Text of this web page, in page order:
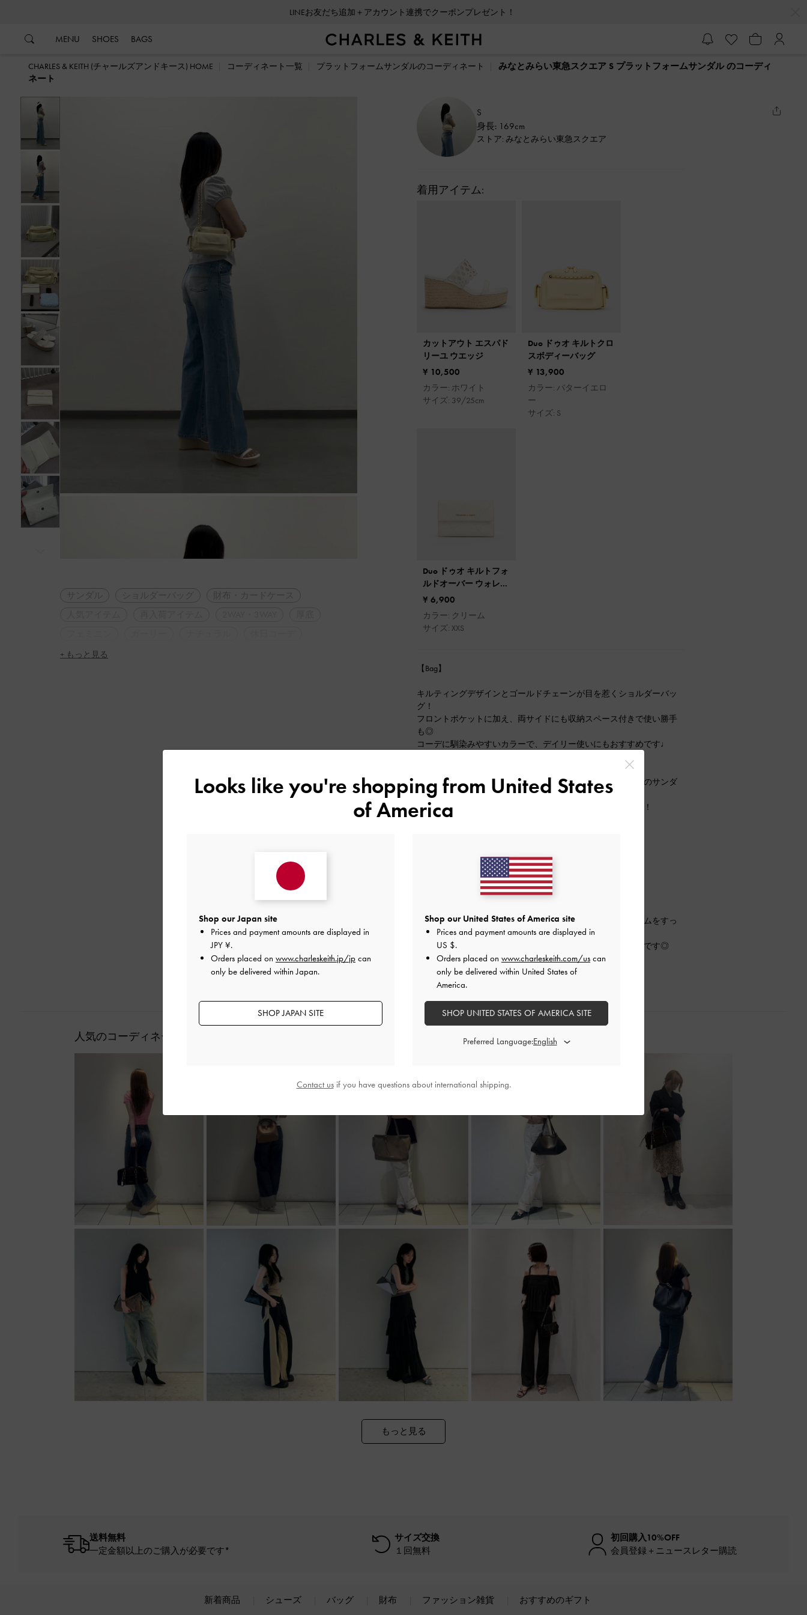
LINEお友だち追加＋アカウント連携でクーポンプレゼント！
MENU SHOES BAGS
CHARLES & KEITH (チャールズアンドキース) HOME コーディネート一覧 プラットフォームサンダルのコーディネート
みなとみらい東急スクエア S プラットフォームサンダル のコーディ
ネート
戻る
財布・カードケース
夏コーデ
+ もっと見る
S
身長: 169cm
ストア: みなとみらい東急スクエア
着用アイテム:
カットアウト エスパド
リーユ ウエッジ
¥ 10,500
カラー: ホワイト
サイズ: 39/25cm
Duo ドゥオ キルトクロ
スボディーバッグ
¥ 13,900
カラー: バターイエロ
ー
サイズ: S
Duo ドゥオ キルトフォ
ルドオーバー ウォレッ
ト
¥ 6,900
カラー: クリーム
サイズ: XXS
【Bag】
キルティングデザインとゴールドチェーンが目を惹くショルダーバッ
グ！
フロントポケットに加え、両サイドにも収納スペース付きで使い勝手
も◎
コーデに馴染みやすいカラーで、デイリー使いにもおすすめです♩
足元を華やかに演出してくれるカットワークデザインが魅力のサンダ
ル★
厚みのあるウェッジソールで安定感があり、快適な履き心地！
これからの季節に活躍してくれる一足です👡
普段25cmで39でぴったりでした！
開閉しやすく使い勝手の良い三つ折り仕様で、必要なアイテムをすっ
きり収納できます♪
同シリーズのバッグと合わせてお使いいただくのもおすすめです◎
2026-06-15 にアップロード
人気のコーディネート
もっと見る
送料無料
一定金額以上のご購入が必要です*
サイズ交換
１回無料
初回購入10%OFF
会員登録＋ニュースレター購読
新着商品 シューズ バッグ 財布 ファッション雑貨 おすすめのギフト
Looks like you're shopping from United States
of America
Shop our Japan site
Prices and payment amounts are displayed in
JPY ¥.
Orders placed on www.charleskeith.jp/jp can
only be delivered within Japan.
SHOP JAPAN SITE
Shop our United States of America site
Prices and payment amounts are displayed in
US $.
Orders placed on www.charleskeith.com/us can
only be delivered within United States of
America.
SHOP UNITED STATES OF AMERICA SITE
Preferred Language:
Contact usif you have questions about international shipping.